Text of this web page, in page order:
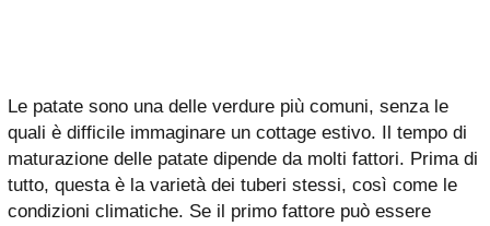
Le patate sono una delle verdure più comuni, senza le
quali è difficile immaginare un cottage estivo. Il tempo di
maturazione delle patate dipende da molti fattori. Prima di
tutto, questa è la varietà dei tuberi stessi, così come le
condizioni climatiche. Se il primo fattore può essere